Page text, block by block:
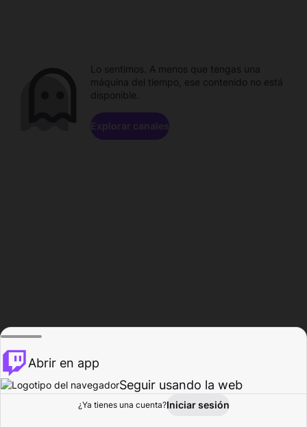
Explorar Actividad
Lo sentimos. A menos que tengas una
máquina del tiempo, ese contenido no está
disponible.
Explorar canales
Abrir en app
Seguir usando la web
¿Ya tienes una cuenta?Iniciar sesión